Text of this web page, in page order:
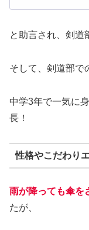
と助言され、剣道
そして、剣道部で
中学3年で一気に
長！
性格やこだわり
雨が降っても傘を
たが、